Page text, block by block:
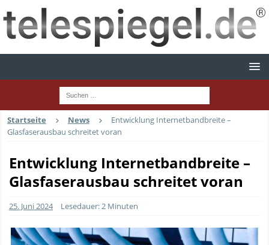
Startseite News
Entwicklung Internetbandbreite –
Glasfaserausbau schreitet voran
Entwicklung Internetbandbreite –
Glasfaserausbau schreitet voran
25. Juni 2024 Lesedauer: 2 Minuten